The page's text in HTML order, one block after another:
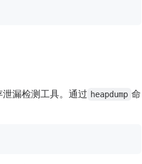
漏检测工具。通过 heapdump 命